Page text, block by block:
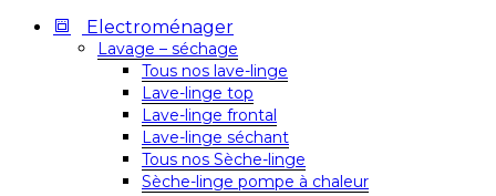
Electroménager
Lavage – séchage
Tous nos lave-linge
Lave-linge top
Lave-linge frontal
Lave-linge séchant
Tous nos Sèche-linge
Sèche-linge pompe à chaleur